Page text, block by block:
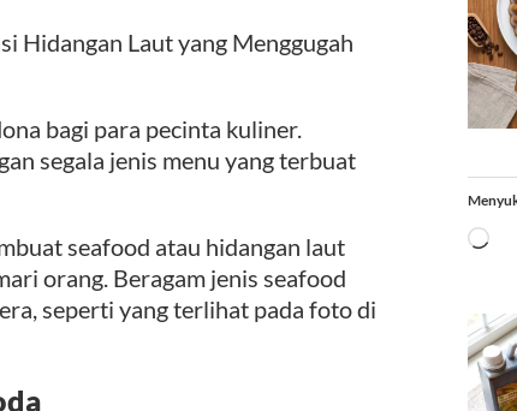
Hidangan Laut yang Menggugah
bagi para pecinta kuliner.
segala jenis menu yang terbuat
seafood atau hidangan laut
orang. Beragam jenis seafood
seperti yang terlihat pada foto di